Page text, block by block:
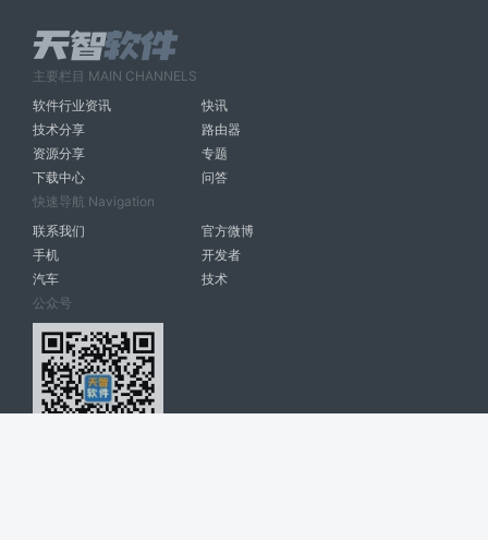
主要栏目 MAIN CHANNELS
软件行业资讯
快讯
技术分享
路由器
资源分享
专题
下载中心
问答
快速导航 Navigation
联系我们
官方微博
手机
开发者
汽车
技术
公众号